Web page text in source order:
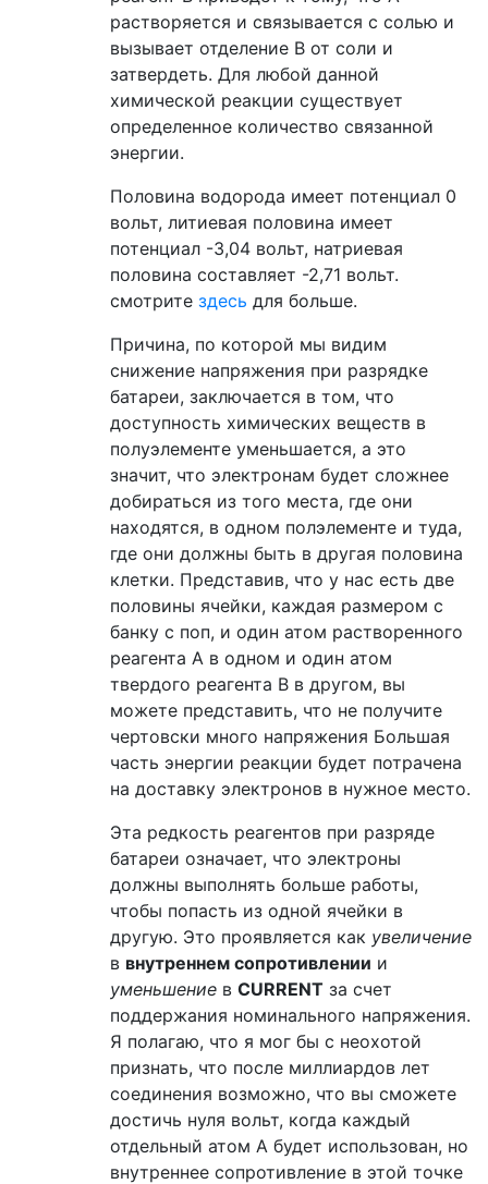
растворяется и связывается с солью и
вызывает отделение B от соли и
затвердеть. Для любой данной
химической реакции существует
определенное количество связанной
энергии.
Половина водорода имеет потенциал 0
вольт, литиевая половина имеет
потенциал -3,04 вольт, натриевая
половина составляет -2,71 вольт.
смотрите здесь для больше.
Причина, по которой мы видим
снижение напряжения при разрядке
батареи, заключается в том, что
доступность химических веществ в
полуэлементе уменьшается, а это
значит, что электронам будет сложнее
добираться из того места, где они
находятся, в одном полэлементе и туда,
где они должны быть в другая половина
клетки. Представив, что у нас есть две
половины ячейки, каждая размером с
банку с поп, и один атом растворенного
реагента A в одном и один атом
твердого реагента B в другом, вы
можете представить, что не получите
чертовски много напряжения Большая
часть энергии реакции будет потрачена
на доставку электронов в нужное место.
Эта редкость реагентов при разряде
батареи означает, что электроны
должны выполнять больше работы,
чтобы попасть из одной ячейки в
другую. Это проявляется как увеличение
в внутреннем сопротивлении и
уменьшение в CURRENT за счет
поддержания номинального напряжения.
Я полагаю, что я мог бы с неохотой
признать, что после миллиардов лет
соединения возможно, что вы сможете
достичь нуля вольт, когда каждый
отдельный атом А будет использован, но
внутреннее сопротивление в этой точке